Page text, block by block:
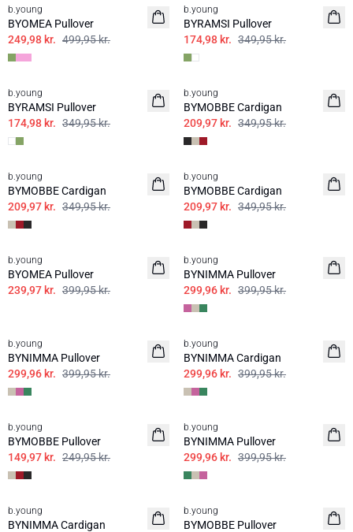
b.young
BYOMEA Pullover
249,98 kr. 499,95 kr.
b.young
BYRAMSI Pullover
174,98 kr. 349,95 kr.
50%
b.young
BYRAMSI Pullover
174,98 kr. 349,95 kr.
40%
b.young
BYMOBBE Cardigan
209,97 kr. 349,95 kr.
40%
b.young
BYMOBBE Cardigan
209,97 kr. 349,95 kr.
40%
b.young
BYMOBBE Cardigan
209,97 kr. 349,95 kr.
40%
b.young
BYOMEA Pullover
239,97 kr. 399,95 kr.
25%
b.young
BYNIMMA Pullover
299,96 kr. 399,95 kr.
b.young
BYNIMMA Pullover
299,96 kr. 399,95 kr.
25%
b.young
BYNIMMA Cardigan
299,96 kr. 399,95 kr.
40%
b.young
BYMOBBE Pullover
149,97 kr. 249,95 kr.
25%
b.young
BYNIMMA Pullover
299,96 kr. 399,95 kr.
25%
b.young
BYNIMMA Cardigan
60%
b.young
BYMOBBE Pullover